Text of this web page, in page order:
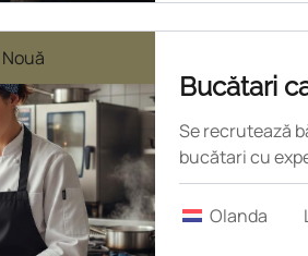
Nouă
Bucătari
Se recrutează
bucătari cu
Olanda